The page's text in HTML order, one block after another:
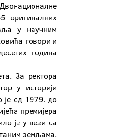
оригиналних
у научним
говори и
година
За ректора
у историји
је од 1979. до
премијера
је у вези са
земљама.